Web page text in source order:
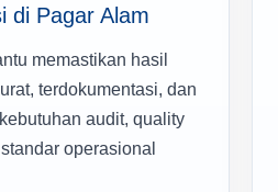
di Pagar Alam
memastikan hasil
terdokumentasi, dan
audit, quality
operasional